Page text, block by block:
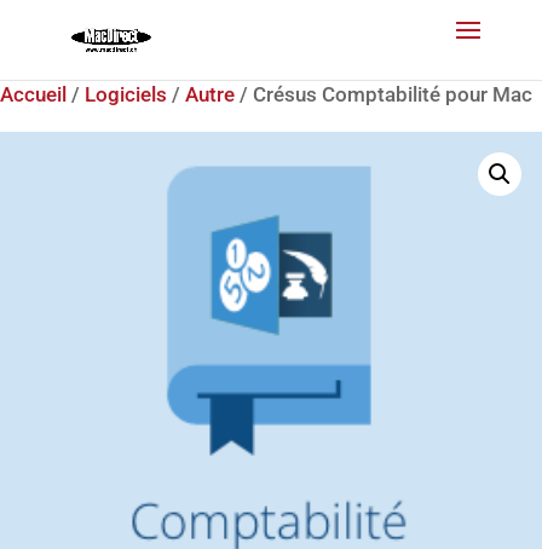
Accueil / Logiciels / Autre / Crésus Comptabilité pour Mac